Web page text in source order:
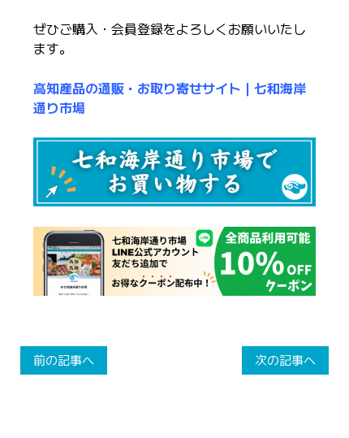
ぜひご購入・会員登録をよろしくお願いいたし
ます。
高知産品の通販・お取り寄せサイト｜七和海岸
通り市場
前の記事へ 次の記事へ